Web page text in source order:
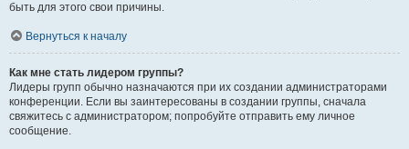
быть для этого свои причины.
Вернуться к началу
Как мне стать лидером группы?
Лидеры групп обычно назначаются при их создании администраторами
конференции. Если вы заинтересованы в создании группы, сначала
свяжитесь с администратором; попробуйте отправить ему личное
сообщение.